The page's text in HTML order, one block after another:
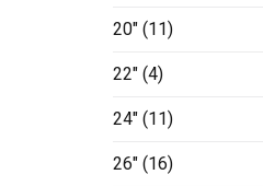
20" (11)
22" (4)
24" (11)
26" (16)